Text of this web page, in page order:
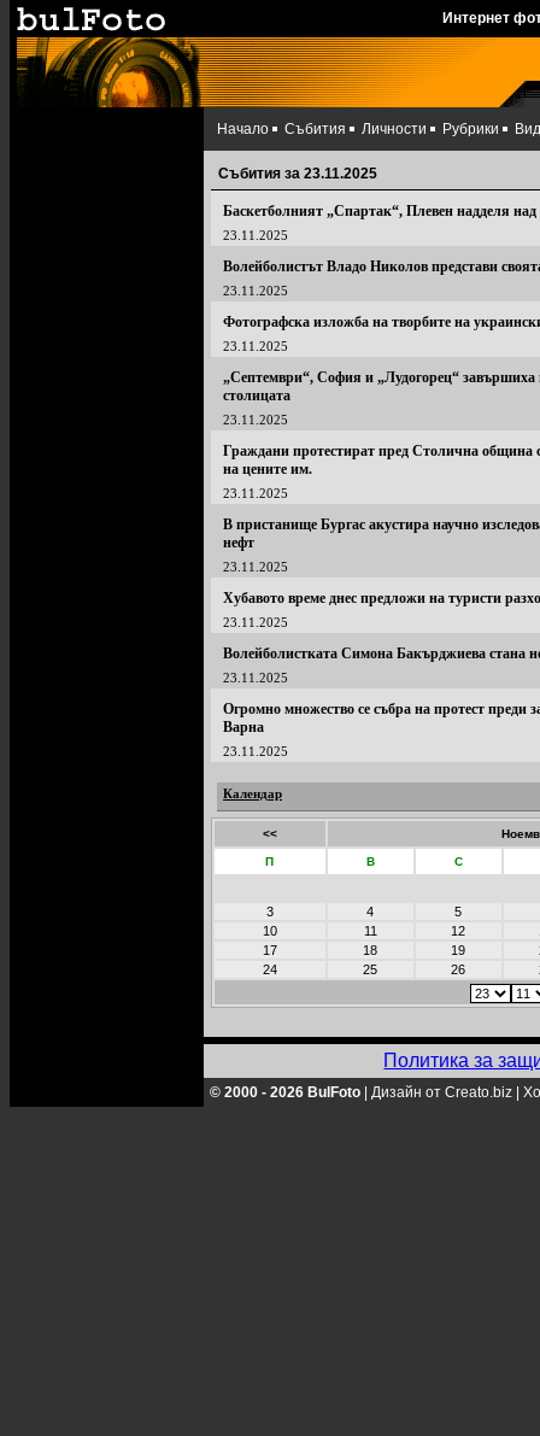
Интернет
Начало Събития Личности Рубрики
Събития за 23.11.2025
Баскетболният „Спартак“, Плевен надделя
23.11.2025
Волейболистът Владо Николов представи
23.11.2025
Фотографска изложба на творбите на
23.11.2025
„Септември“, София и „Лудогорец“ завършиха
столицата
23.11.2025
Граждани протестират пред Столична община
на цените им.
23.11.2025
В пристанище Бургас акустира научно
нефт
23.11.2025
Хубавото време днес предложи на туристи
23.11.2025
Волейболистката Симона Бакърджиева стана
23.11.2025
Огромно множество се събра на протест преди
Варна
23.11.2025
Календар
<<
П В С
3 4
5
10
11 12
17
18 19
24
25 26
Политика за
© 2000 - 2026 BulFoto Дизайн от Creato.biz